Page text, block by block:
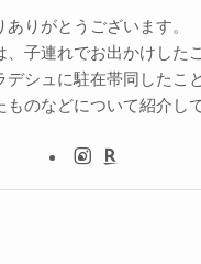
りがとうございます。
、子連れでお出かけした
デシュに駐在帯同したこ
ものなどについて紹介し